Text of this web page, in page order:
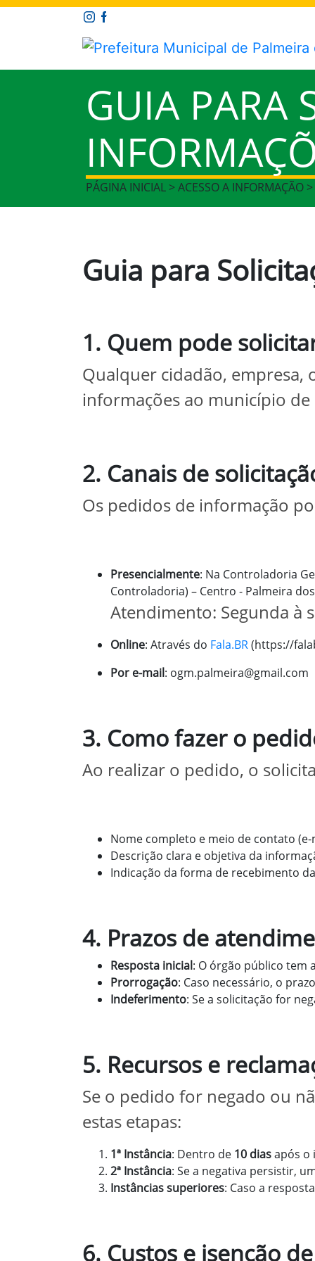
GUIA PARA
PÁGINA INICIAL > ACESSO A INFORMAÇÃO
Guia para
1. Quem pode
Qualquer cidadão, empresa,
informações ao município
2. Canais de
Os pedidos de informação
Presencialmente: Na Controladoria
Controladoria) – Centro - Palmeira
Atendimento: Segunda à
Online: Através do Fala.BR(https://
Por e-mail: ogm.palmeira@gmail.com
3. Como fazer o
Ao realizar o pedido, o
Nome completo e meio de contato
Descrição clara e objetiva da
Indicação da forma de recebimento
4. Prazos de
Resposta inicial: O órgão público tem
Prorrogação: Caso necessário, o
Indeferimento: Se a solicitação for
5. Recursos e
Se o pedido for negado ou
estas etapas:
1ª Instância: Dentro de 10 diasapós o
2ª Instância: Se a negativa persistir,
Instâncias superiores: Caso a
6. Custos e isenção